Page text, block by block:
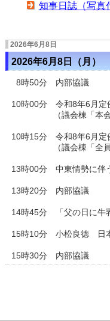
知事日誌（写真
2026年6月8日
2026年6月8日（月）
8時50分 内部協議
10時00分 令和8年6月定
（議会棟「本会議
10時15分 令和8年6月
（議会棟「全員協
13時00分 中東情勢に伴
13時20分 内部協議
14時45分 「父の日に牛
15時10分 小松良徳 日
15時30分 内部協議